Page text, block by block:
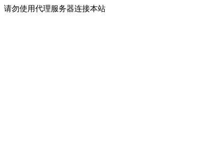
请勿使用代理服务器连接本站